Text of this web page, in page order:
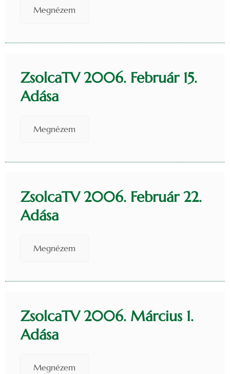
Megnézem
ZsolcaTV 2006. Február 15.
Adása
Megnézem
ZsolcaTV 2006. Február 22.
Adása
Megnézem
ZsolcaTV 2006. Március 1.
Adása
Megnézem